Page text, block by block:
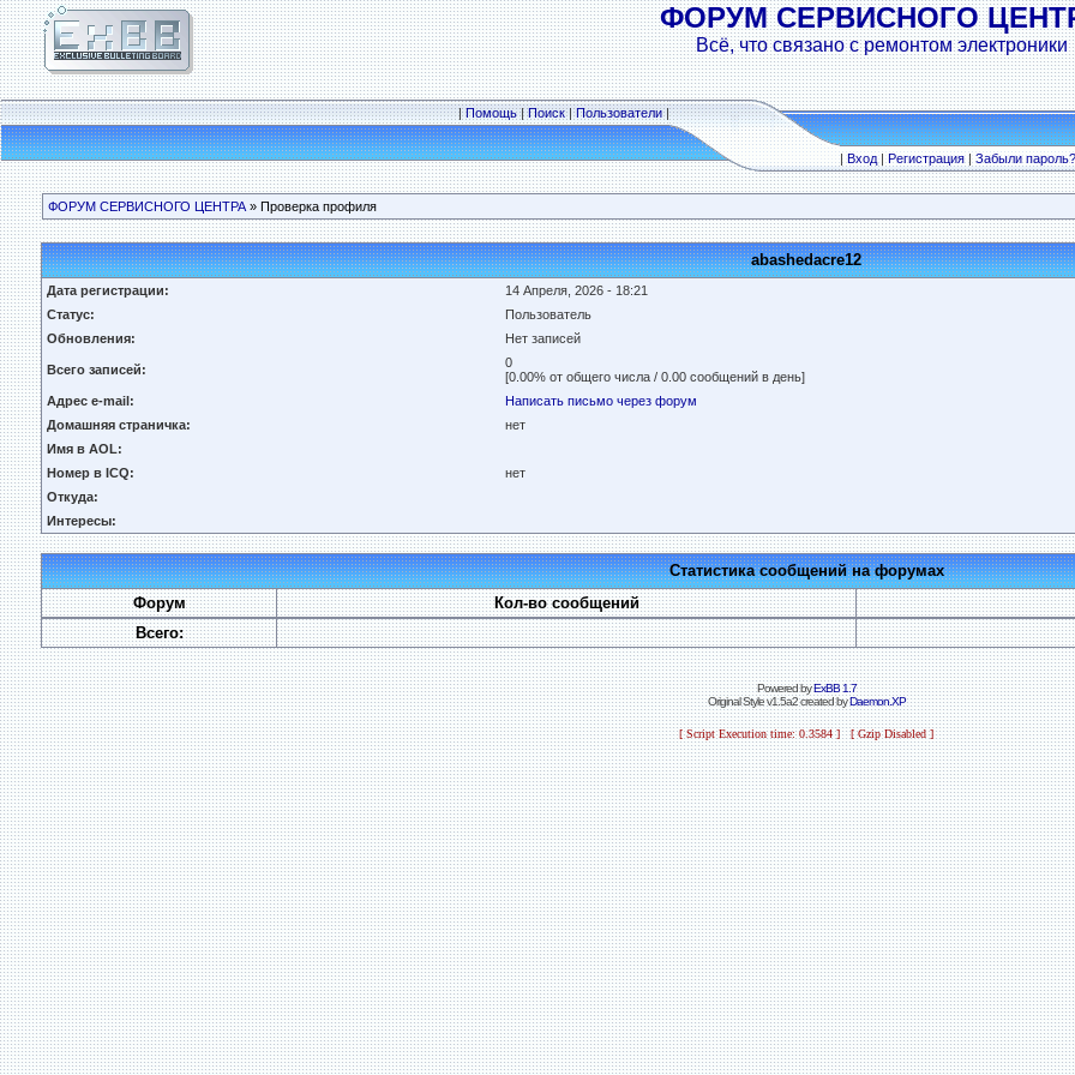
ФОРУМ СЕРВИСНОГО
Всё, что связано с ремонтом электроники
|Помощь|Поиск|Пользователи|
|Вход|Регистрация|Забыли пароль?
ФОРУМ СЕРВИСНОГО ЦЕНТРА » Проверка профиля
abashedacre12
Дата регистрации:
14 Апреля, 2026 - 18:21
Статус:
Пользователь
Обновления:
Нет записей
Всего записей:
0
[0.00% от общего числа / 0.00 сообщений в день]
Адрес e-mail:
Написать письмо через форум
Домашняя страничка:
нет
Имя в AOL:
Номер в ICQ:
нет
Откуда:
Интересы:
Статистика сообщений на форумах
Форум
Кол-во сообщений
Всего:
Powered byExBB 1.7
Original Style v1.5a2 created byDaemon.XP
[ Script Execution time: 0.3584 ] [ Gzip Disabled ]